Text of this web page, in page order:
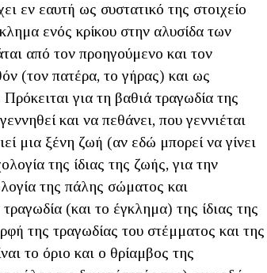
εν εαυτή ως συστατικό της στοιχείο
ενός κρίκου στην αλυσίδα των
από τον προηγούμενο και τον
(τον πατέρα, το γήρας) και ως
για τη βαθιά τραγωδία της
και να πεθάνει, που γεννιέται
μια ξένη ζωή (αν εδώ μπορεί να γίνει
της ίδιας της ζωής, για την
της πάλης σώματος και
(και το έγκλημα) της ίδιας της
της τραγωδίας του στέμματος και της
το όριο και ο θρίαμβος της